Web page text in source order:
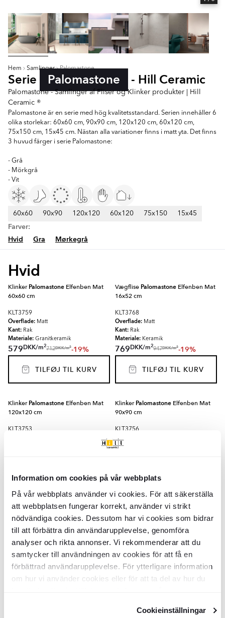
Information om cookies på vår webbplats
På vår webbplats använder vi cookies. För att säkerställa
att webbplatsen fungerar korrekt, använder vi strikt
nödvändiga cookies. Dessutom har vi cookies som bidrar
till att förbättra din användarupplevelse, genomföra
analyser och rikta annonser. Vi rekommenderar att du
samtycker till användningen av cookies för att få en
förbättrad användarupplevelse. För ytterligare information
om hur vi använder cookies eller för att ta del av hur du
Cookieinställningar
Hem Samlinger Palomastone
Serie Palomastone - Hill Ceramic
Palomastone - Samlinger af Fliser og Klinker produkter | Hill
Ceramic ®
Palomastone är en serie med hög kvalitetsstandard. Serien innehåller 6
olika storlekar: 60x60 cm, 90x90 cm, 120x120 cm, 60x120 cm,
75x150 cm, 15x45 cm. Nästan alla variationer finns i matt yta. Det finns
3 huvud färger i serie Palomastone:
- Grå
- Mörkgrå
- Vit
60x60 90x90 120x120 60x120 75x150 15x45
Farver:
Hvid
Gra Mørkegrå
Hvid
KlinkerPalomastone Elfenben Mat
60x60 cm
KLT3759
Overflade: Matt
Kant: Rak
Materiale: Granitkeramik
579DKK/m2
712DKK/m2-19%
TILFØJ TIL KURV
Vægflise Palomastone Elfenben Mat
16x52 cm
KLT3768
Overflade: Matt
Kant: Rak
Materiale: Keramik
769DKK/m2
947DKK/m2-19%
TILFØJ TIL KURV
KlinkerPalomastone Elfenben Mat
120x120 cm
KLT3753
KlinkerPalomastone Elfenben Mat
90x90 cm
KLT3756
Overflade:
Kant:
KlinkerPalomastoneElfenben Mat
75x150 cm
KLT3762
Overflade:Matt
Kant: Rak
Materiale:
927 DKK m 945 DKK/ m -2%
Klinker PalomastoneElfenben Mat
60x120 cm
KLT3765
Overflade:Matt
Kant:Rak
Materiale: Granitkeramik
908 DKK/m 2
926 DKK m 2 -2%